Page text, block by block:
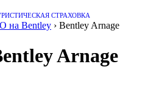
СТРАХОВКА
на Bentley › Bentley Arnage
Arnage